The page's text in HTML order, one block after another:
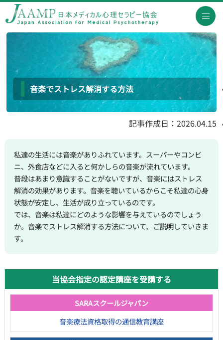
音楽でストレス解消する方法
記事作成日：2026.04.15
私達の生活には音楽がありふれています。スーパーやコンビ
ニ、外食店などに入ると何かしらの音楽が流れています。
普段はあまり意識することがないですが、音楽にはストレス
解消の効果があります。音楽を聴いているからこそ私達の心身
状態が安定し、生活が成り立っているのです。
では、音楽は私達にどのような影響を与えているのでしょう
か。音楽でストレス解消する方法について、ご説明していきま
す。
当協会指定の認定講座を受講する
SARAスクールジャパン
音楽療法資格取得の通信教育講座